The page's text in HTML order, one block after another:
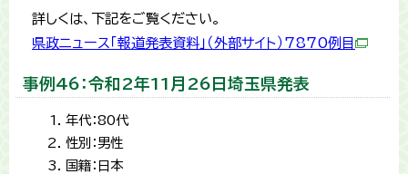
詳しくは、下記をご覧ください。
県政ニュース「報道発表資料」（外部サイト）7870例目
事例46：令和2年11月26日埼玉県発表
年代：80代
性別：男性
国籍：日本